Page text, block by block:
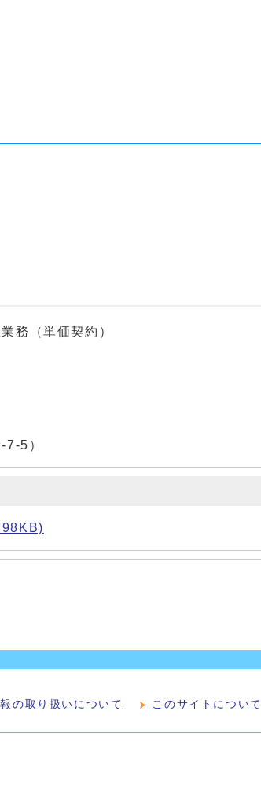
（単価契約）
5）
の取り扱いについて このサイトについて